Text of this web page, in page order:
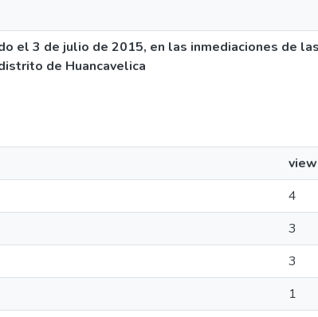
el 3 de julio de 2015, en las inmediaciones de
de Huancavelica
4
3
3
1